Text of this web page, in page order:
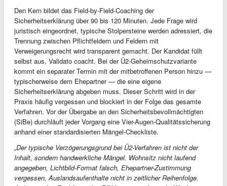
Den Kern bildet das Field-by-Field-Coaching der
Sicherheitserklärung über 90 bis 120 Minuten. Jede Frage wird
juristisch eingeordnet, typische Stolpersteine werden adressiert, die
Trennung zwischen Pflichtfeldern und Feldern mit
Verweigerungsrecht wird transparent gemacht. Der Kandidat füllt
selbst aus, Validato coacht. Bei der Ü2-Geheimschutzvariante
kommt ein separater Termin mit der mitbetroffenen Person hinzu —
typischerweise dem Ehepartner — die eine eigene
Sicherheitserklärung abgeben muss. Dieser Schritt wird in der
Praxis häufig vergessen und blockiert in der Folge das gesamte
Verfahren. Vor der Übergabe an den Sicherheitsbevollmächtigten
(SiBe) durchläuft jeder Vorgang eine Vier-Augen-Qualitätssicherung
anhand einer standardisierten Mängel-Checkliste.
„Der typische Verzögerungsgrund bei Ü2-Verfahren ist nicht der
Inhalt, sondern handwerkliche Mängel. Wohnsitz nicht laufend
angegeben, Lichtbild-Format falsch, Ehepartner-Zustimmung
vergessen, Auslandsaufenthalte nicht in zeitlicher Reihenfolge.